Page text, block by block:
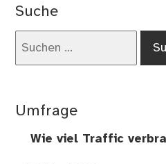
Suche
Umfrage
Wie viel Traffic